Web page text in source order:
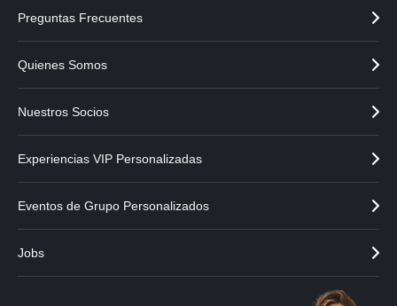
Preguntas Frecuentes
Quienes Somos
Nuestros Socios
Experiencias VIP Personalizadas
Eventos de Grupo Personalizados
Jobs